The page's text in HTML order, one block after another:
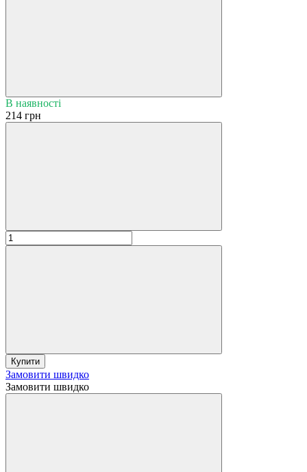
В наявності
214 грн
Купити
Замовити швидко
Замовити швидко